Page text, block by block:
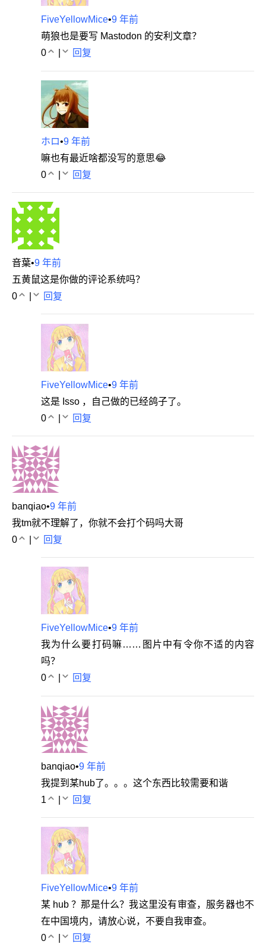
FiveYellowMice•9 年前
萌狼也是要写 Mastodon 的安利文章？
0
回复
ホロ•9 年前
嘛也有最近啥都没写的意思😂
0
回复
音葉•9 年前
五黄鼠这是你做的评论系统吗？
0
回复
FiveYellowMice•9 年前
这是 Isso ，自己做的已经鸽子了。
0
回复
banqiao•9 年前
我tm就不理解了，你就不会打个码吗大哥
0
回复
FiveYellowMice•9 年前
我为什么要打码嘛……图片中有令你不适的内容
吗？
0
回复
banqiao•9 年前
我提到某hub了。。。这个东西比较需要和谐
1
回复
FiveYellowMice•9 年前
某 hub ？那是什么？我这里没有审查，服务器也不
在中国境内，请放心说，不要自我审查。
0
回复